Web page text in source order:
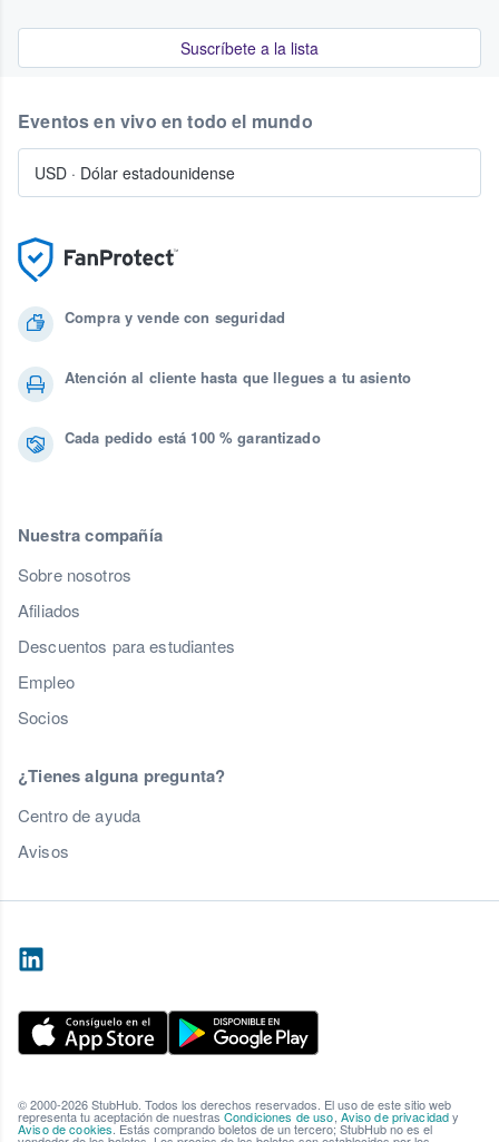
Suscríbete a la lista
Compra y vende con seguridad
Atención al cliente hasta que llegues a tu asiento
Cada pedido está 100 % garantizado
Nuestra compañía
Sobre nosotros
Afiliados
Descuentos para estudiantes
Empleo
Socios
¿Tienes alguna pregunta?
Centro de ayuda
Avisos
Eventos en vivo en todo el mundo
USD · Dólar estadounidense
© 2000-2026 StubHub. Todos los derechos reservados. El uso de este sitio web
representa tu aceptación de nuestras Condiciones de uso, Aviso de privacidady
Aviso de cookies. Estás comprando boletos de un tercero; StubHub no es el